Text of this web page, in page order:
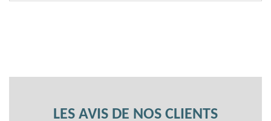
LES AVIS DE NOS CLIENTS